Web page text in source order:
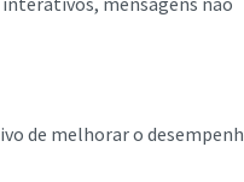
de melhorar o